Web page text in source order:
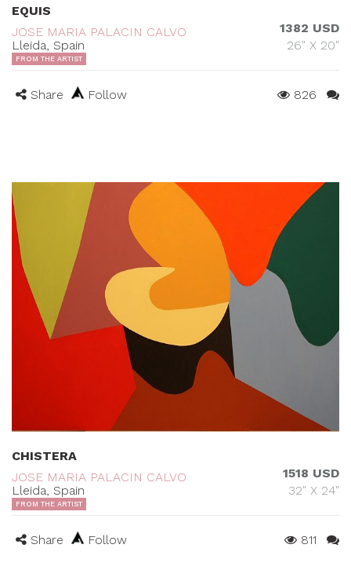
EQUIS
JOSE MARIA PALACIN CALVO
Lleida, Spain
1382 USD
26" X 20"
FROM THE ARTIST
Share Follow 826
CHISTERA
JOSE MARIA PALACIN CALVO
Lleida, Spain
1518 USD
32" X 24"
FROM THE ARTIST
Share Follow 811